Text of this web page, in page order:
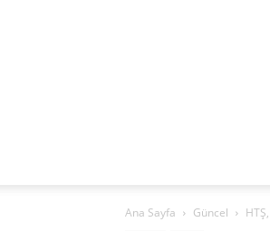
Ana Sayfa Güncel